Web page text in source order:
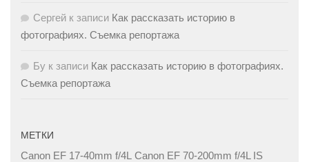
Сергей к записи Как рассказать историю в
фотографиях. Съемка репортажа
Бу к записи Как рассказать историю в фотографиях.
Съемка репортажа
МЕТКИ
Canon EF 17-40mm f/4L Canon EF 70-200mm f/4L IS